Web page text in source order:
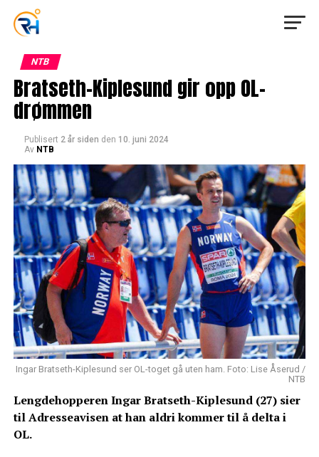
NTB
Bratseth-Kiplesund gir opp OL-
drømmen
Publisert 2 år siden den 10. juni 2024
Av NTB
Ingar Bratseth-Kiplesund ser OL-toget gå uten ham. Foto: Lise Åserud /
NTB
Lengdehopperen Ingar Bratseth-Kiplesund (27) sier
til Adresseavisen at han aldri kommer til å delta i
OL.